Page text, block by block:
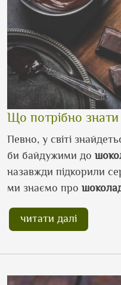
Що потрібно
Певно, у світі
би байдужими до
назавжди підкорили
ми знаємо про
читати далі